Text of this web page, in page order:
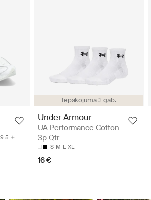
Iepakojumā 3 gab.
Under Armour
UA Performance Cotton
3p Qtr
S M L XL
16 €